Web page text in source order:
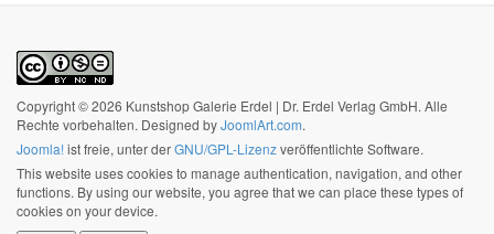
Copyright © 2026 Kunstshop Galerie Erdel | Dr. Erdel Verlag GmbH. Alle
Rechte vorbehalten. Designed byJoomlArt.com.
Joomla!ist freie, unter derGNU/GPL-Lizenzveröffentlichte Software.
This website uses cookies to manage authentication, navigation, and other
functions. By using our website, you agree that we can place these types of
cookies on your device.